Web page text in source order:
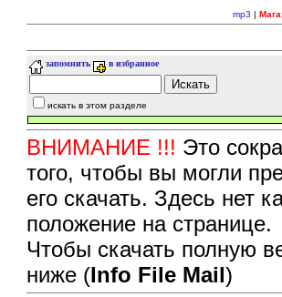
mp3 |
запомнить в избранное
искать в этом разделе
ВНИМАНИЕ !!! Это
того, чтобы вы могли
его скачать. Здесь нет
положение на странице.
Чтобы скачать полную
ниже (Info File Mail)